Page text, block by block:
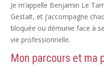
Je m’appelle Benjamin Le
Gestalt, et j’accompagne
bloquée ou démunie face à
vie professionnelle.
Mon parcours et ma